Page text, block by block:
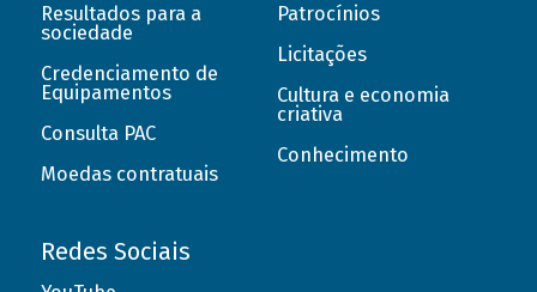
Resultados para a
sociedade
Credenciamento de
Equipamentos
Consulta PAC
Moedas contratuais
Patrocínios
Licitações
Cultura e economia
criativa
Conhecimento
Redes Sociais